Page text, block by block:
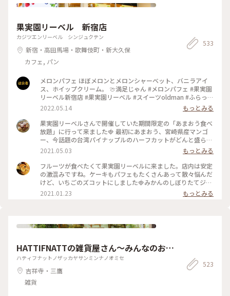
#milkのミルキーな毎日
果実園リーベル 新宿店
カジツエンリーベル シンジュクテン
新宿・高田馬場・歌舞伎町・新大久保
カフェ, パン
533
メロンパフェ ほぼメロンとメロンシャーベット、バニラアイ
ス、ホイップクリーム。 🍈満足じゃん #メロンパフェ #果実園
リーベル新宿店 #果実園リーベル #スイーツoldman #ふらっと
クリス
2022.05.14
もっとみる
果実園リーベルさんで開催していた期間限定の「あまおう食べ
放題」に行って来ました🍓 最初にあまおう、宮崎県産マンゴ
ー、今話題の台湾パイナップルのハーフカットがどんと盛られ
たプレートが出てきて私も友達もびっくり。あまおうはもちろ
んのこと、マンゴーとパイナップルも甘々に完熟していて美味
しかった〜！ あまおうプレート、パスタ、アイス、あまおう
とマンゴーのフルーツサンドは食べ放題です。フルーツサンド
の虜になってしまい、後半はひたすらフルーツサンドばかり食
べてました笑。お値段はそこそこしますが内容を考えるとかな
り満足度は高いです！ #果実園#果実園リーベル#あまおう#マ
2021.05.03
もっとみる
フルーツが食べたくて果実園リーベルに来ました。店内は安定
の激混みですね。ケーキもパフェもたくさんあって散々悩んだ
けど、いちごのズコットにしました🍓みかんのしぼりたてジュ
ースもおいしかった🍊 #果実園リーベル #いちご #ケーキ #新
宿
2021.01.23 もっとみる
HATTIFNATTの雑貨屋さん〜みんなのお
店〜
ハティフナットノザッカヤサンミンナノオミセ
吉祥寺・三鷹
雑貨
523